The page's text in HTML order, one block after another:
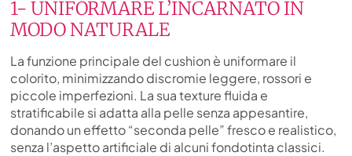
1- UNIFORMARE L’INCARNATO IN
MODO NATURALE
La funzione principale del cushion è uniformare il
colorito, minimizzando discromie leggere, rossori e
piccole imperfezioni. La sua texture fluida e
stratificabile si adatta alla pelle senza appesantire,
donando un effetto “seconda pelle” fresco e realistico,
senza l’aspetto artificiale di alcuni fondotinta classici.